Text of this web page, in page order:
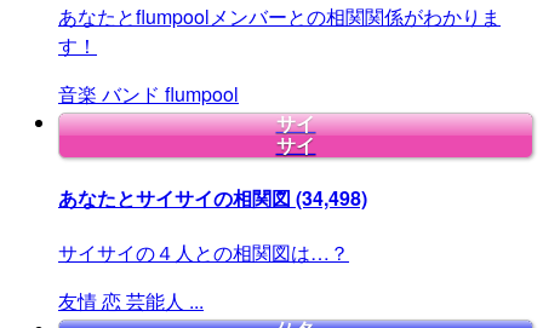
あなたとflumpoolメンバーとの相関関係がわかりま
す！
音楽 バンド flumpool
サイ
サイ
あなたとサイサイの相関図 (34,498)
サイサイの４人との相関図は…？
友情恋芸能人 ...